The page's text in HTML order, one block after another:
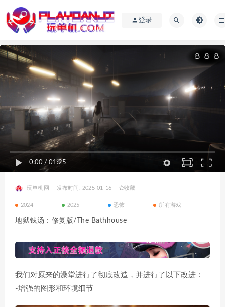
登录
0:00 / 01:25
玩单机网 发布时间: 2025-01-16 收藏
2024 2025 恐怖 所有游戏
地狱钱汤：修复版/The Bathhouse
我们对原来的澡堂进行了彻底改造，并进行了以下改进：
-增强的图形和环境细节